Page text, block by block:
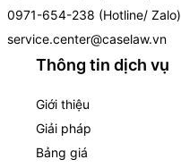
0971-654-238 (Hotline/ Zalo)
service.center@caselaw.vn
Thông tin dịch vụ
Giới thiệu
Giải pháp
Bảng giá